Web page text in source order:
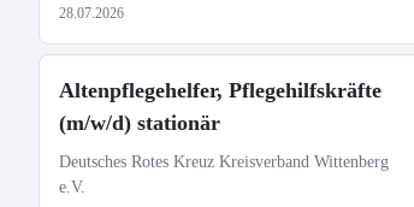
28.07.2026
Altenpflegehelfer, Pflegehilfskräfte
(m/w/d) stationär
Deutsches Rotes Kreuz Kreisverband Wittenberg
e.V.